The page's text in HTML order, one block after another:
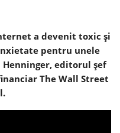
a devenit toxic și
pentru unele
Henninger, editorul șef
The Wall Street